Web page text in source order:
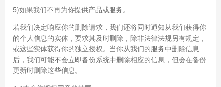
5)如果我们不再为你提供产品或服务。
若我们决定响应你的删除请求，我们还将同时通知从我们获得你
的个人信息的实体，要求其及时删除，除非法律法规另有规定，
或这些实体获得你的独立授权。当你从我们的服务中删除信息
后，我们可能不会立即备份系统中删除相应的信息，但会在备份
更新时删除这些信息。